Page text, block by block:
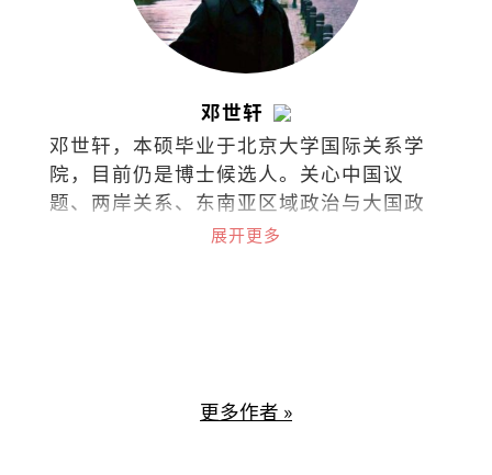
邓世轩
邓世轩，本硕毕业于北京大学国际关系学
院，目前仍是博士候选人。关心中国议
题、两岸关系、东南亚区域政治与大国政
治下的小国能动性。展开更多
更多作者 »